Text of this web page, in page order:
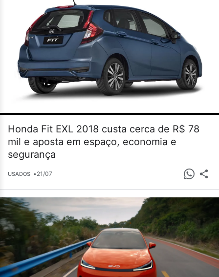
Honda Fit EXL 2018 custa cerca de R$ 78
mil e aposta em espaço, economia e
segurança
USADOS •21/07